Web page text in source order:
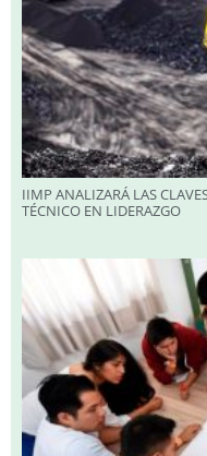
IIMP ANALIZARÁ LAS
TÉCNICO EN LIDERAZGO